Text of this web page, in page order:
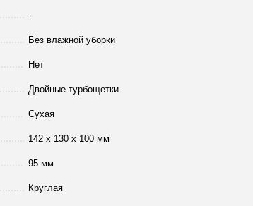
-
Без влажной уборки
Нет
Двойные турбощетки
Сухая
142 х 130 х 100 мм
95 мм
Круглая